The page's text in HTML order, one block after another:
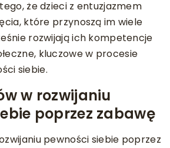
że dzieci z entuzjazmem
które przynoszą im wiele
rozwijają ich kompetencje
kluczowe w procesie
siebie.
w rozwijaniu
poprzez zabawę
pewności siebie poprzez